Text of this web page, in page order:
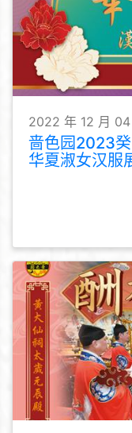
2022 年 12 月
啬色园2023癸
华夏淑女汉服